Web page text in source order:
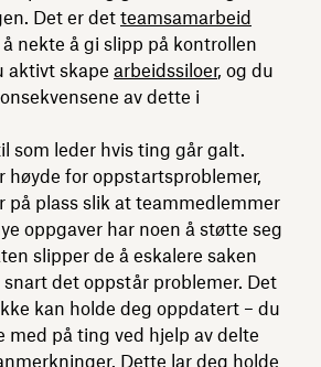
Det er detteamsamarbeid
nekte å gi slipp på kontrollen
aktivt skape arbeidssiloer, og du
av dette i
som leder hvis ting går galt.
høyde for oppstartsproblemer,
på plass slik at teammedlemmer
oppgaver har noen å støtte seg
slipper de å eskalere saken
det oppstår problemer. Det
kan holde deg oppdatert – du
med på ting ved hjelp av delte
Dette lar deg holde